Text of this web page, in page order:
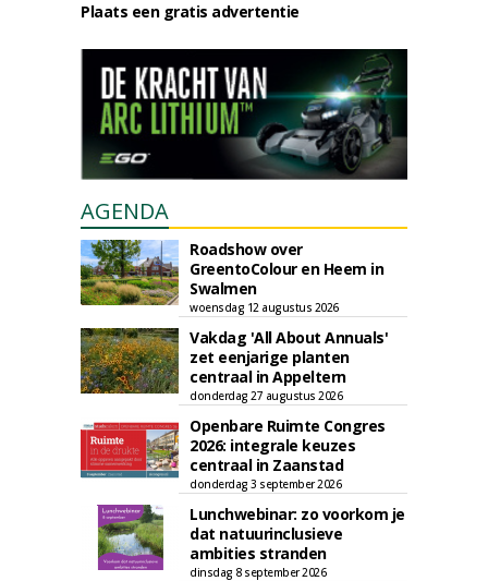
Plaats een gratis advertentie
AGENDA
Roadshow over
GreentoColour en Heem in
Swalmen
woensdag 12 augustus 2026
Vakdag 'All About Annuals'
zet eenjarige planten
centraal in Appeltern
donderdag 27 augustus 2026
Openbare Ruimte Congres
2026: integrale keuzes
centraal in Zaanstad
donderdag 3 september 2026
Lunchwebinar: zo voorkom je
dat natuurinclusieve
ambities stranden
dinsdag 8 september 2026